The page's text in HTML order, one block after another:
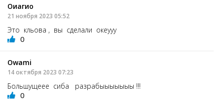
Оиагио
21 ноября 2023 05:52
Это кльова , вы сделали океууу
0
Owami
14 октября 2023 07:23
Большущеее сиба разрабыыыыыыы !!!
0